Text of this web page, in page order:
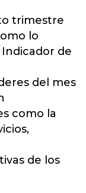
trimestre
lo
de
del mes
como la
de los